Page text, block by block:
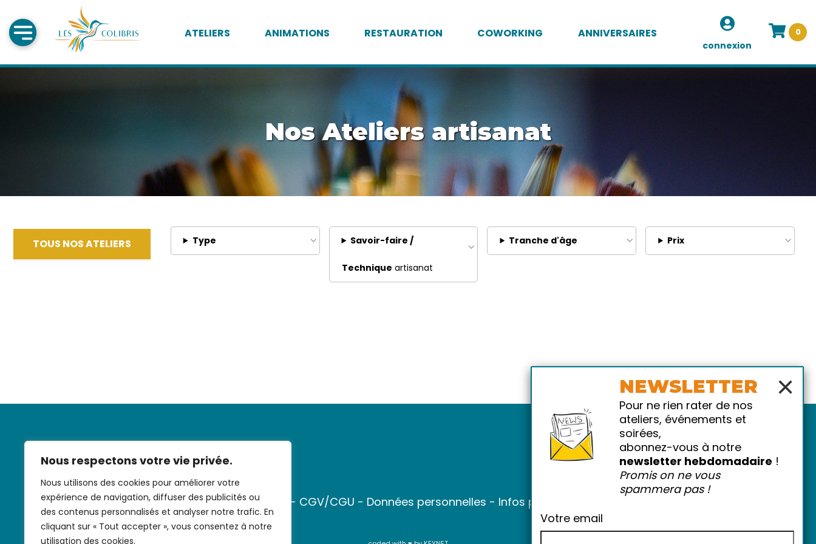
Nous respectons votre vie privée.
Nous utilisons des cookies pour améliorer votre
expérience de navigation, diffuser des publicités ou
des contenus personnalisés et analyser notre trafic. En
cliquant sur « Tout accepter », vous consentez à notre
utilisation des cookies.
ATELIERS ANIMATIONS RESTAURATION COWORKING ANNIVERSAIRES
connexion
0
Nos Ateliers artisanat
TOUS NOS ATELIERS Type Savoir-faire /
Technique artisanat
Tranche d'âge Prix
Nous contacter - CGV/CGU - Données personnelles - Infos pratiques
×
NEWSLETTER
Pour ne rien rater de nos
ateliers, événements et
soirées,
abonnez-vous à notre
newsletter hebdomadaire !
Promis on ne vous
spammera pas !
Votre email